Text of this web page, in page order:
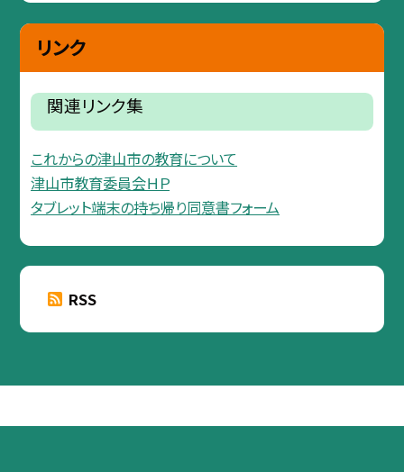
リンク
関連リンク集
これからの津山市の教育について
津山市教育委員会ＨＰ
タブレット端末の持ち帰り同意書フォーム
RSS